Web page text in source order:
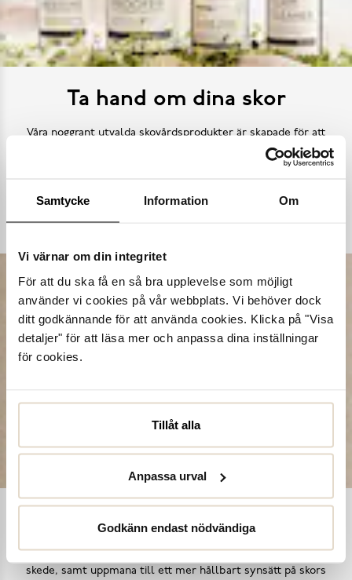
Samtycke Information Om
Vi värnar om din integritet
För att du ska få en så bra upplevelse som möjligt
använder vi cookies på vår webbplats. Vi behöver dock
ditt godkännande för att använda cookies. Klicka på "Visa
detaljer" för att läsa mer och anpassa dina inställningar
för cookies.
Tillåt alla
Anpassa urval
Godkänn endast nödvändiga
Ta hand om dina skor
Våra noggrant utvalda skovårdsprodukter är skapade för att
förlänga livslängden på dina skor samtidigt som de behåller
deras ursprungliga skönhet. Från rengöring och återfuktning till
Shoe Reuse
Utifrån målet att inga skor ska bli till avfall i ett för tidigt
skede, samt uppmana till ett mer hållbart synsätt på skors